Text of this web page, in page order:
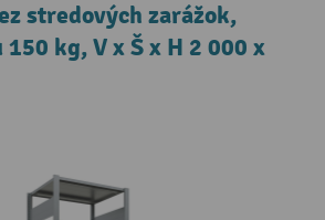
stredových zarážok,
kg, V x Š x H 2 000 x